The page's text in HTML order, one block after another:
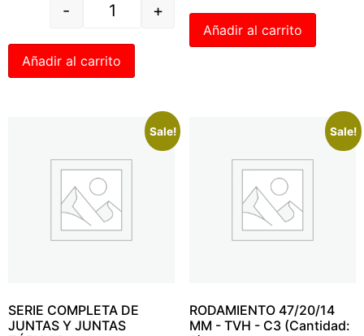
- +
Añadir al carrito
Añadir al carrito
Sale!
SERIE COMPLETA DE
JUNTAS Y JUNTAS
Sale!
RODAMIENTO 47/20/14
MM - TVH - C3 (Cantidad: